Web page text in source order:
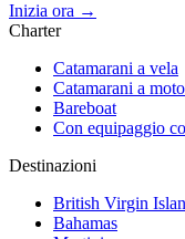
Inizia ora →
Charter
Catamarani a vela
Catamarani a
Bareboat
Con equipaggio
Destinazioni
British Virgin
Bahamas